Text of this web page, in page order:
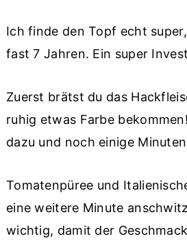
Ich finde den Topf echt
fast 7 Jahren. Ein super
Zuerst brätst du das
ruhig etwas Farbe
dazu und noch einige
Tomatenpüree und
eine weitere Minute
wichtig, damit der